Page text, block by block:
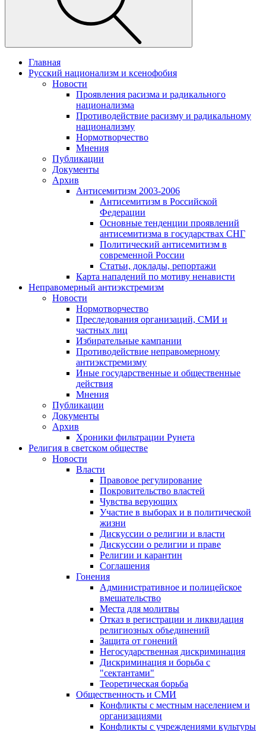
Главная
Русский национализм и ксенофобия
Новости
Проявления расизма и радикального
национализма
Противодействие расизму и радикальному
национализму
Нормотворчество
Мнения
Публикации
Документы
Архив
Антисемитизм 2003-2006
Антисемитизм в Российской
Федерации
Основные тенденции проявлений
антисемитизма в государствах СНГ
Политический антисемитизм в
современной России
Статьи, доклады, репортажи
Карта нападений по мотиву ненависти
Неправомерный антиэкстремизм
Новости
Нормотворчество
Преследования организаций, СМИ и
частных лиц
Избирательные кампании
Противодействие неправомерному
антиэкстремизму
Иные государственные и общественные
действия
Мнения
Публикации
Документы
Архив
Хроники фильтрации Рунета
Религия в светском обществе
Новости
Власти
Правовое регулирование
Покровительство властей
Чувства верующих
Участие в выборах и в политической
жизни
Дискуссии о религии и власти
Дискуссии о религии и праве
Религии и карантин
Соглашения
Гонения
Административное и полицейское
вмешательство
Места для молитвы
Отказ в регистрации и ликвидация
религиозных объединений
Защита от гонений
Негосударственная дискриминация
Дискриминация и борьба с
"сектантами"
Теоретическая борьба
Общественность и СМИ
Конфликты с местным населением и
организациями
Конфликты с учреждениями культуры